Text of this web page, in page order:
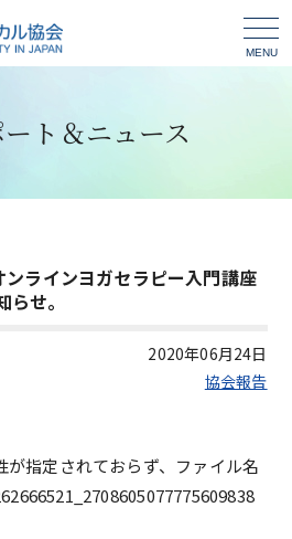
MENU
ト＆ニュース
ラインヨガセラピー入門講座
せ。
2020年06月24日
協会報告